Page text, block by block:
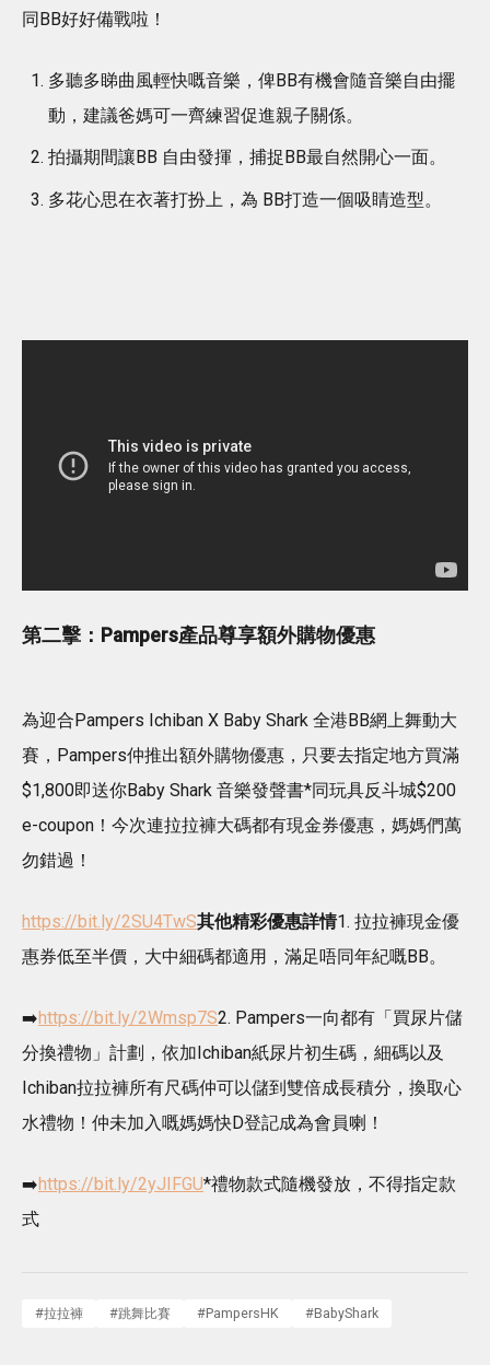
同BB好好備戰啦！
多聽多睇曲風輕快嘅音樂，俾BB有機會隨音樂自由擺
動，建議爸媽可一齊練習促進親子關係。
拍攝期間讓BB 自由發揮，捕捉BB最自然開心一面。
多花心思在衣著打扮上，為 BB打造一個吸睛造型。
第二擊：Pampers產品尊享額外購物優惠
為迎合Pampers Ichiban X Baby Shark 全港BB網上舞動大
賽，Pampers仲推出額外購物優惠，只要去指定地方買滿
$1,800即送你Baby Shark 音樂發聲書*同玩具反斗城$200
e-coupon！今次連拉拉褲大碼都有現金券優惠，媽媽們萬
勿錯過！
https://bit.ly/2SU4TwS其他精彩優惠詳情1. 拉拉褲現金優
惠券低至半價，大中細碼都適用，滿足唔同年紀嘅BB。
➡️https://bit.ly/2Wmsp7S2. Pampers一向都有「買尿片儲
分換禮物」計劃，依加Ichiban紙尿片初生碼，細碼以及
Ichiban拉拉褲所有尺碼仲可以儲到雙倍成長積分，換取心
水禮物！仲未加入嘅媽媽快D登記成為會員喇！
➡️https://bit.ly/2yJIFGU*禮物款式隨機發放，不得指定款
式
#拉拉褲 #跳舞比賽 #PampersHK #BabyShark